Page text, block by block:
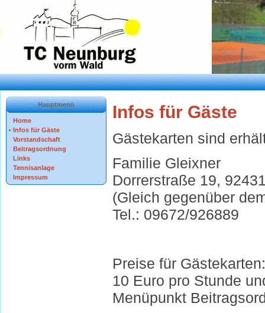
Hauptmenü
Home
Infos für Gäste
Vorstandschaft
Beitragsordnung
Links
Tennisanlage
Impressum
Infos für Gäste
Gästekarten sind
Familie Gleixner
Dorrerstraße 19,
(Gleich gegenüber
Tel.: 09672/926889
Preise für Gästekarten:
10 Euro pro Stunde
Menüpunkt